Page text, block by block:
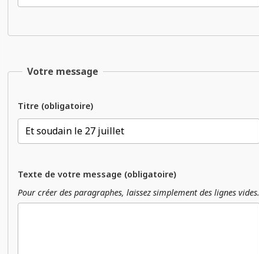
Votre message
Titre (obligatoire)
Texte de votre message (obligatoire)
Pour créer des paragraphes, laissez simplement des lignes vides.